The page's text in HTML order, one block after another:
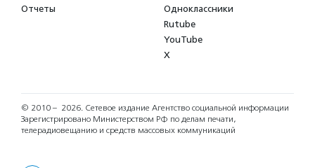
Отчеты
Одноклассники
Rutube
YouTube
X
© 2010 – 2026. Сетевое издание Агентство социальной информации
Зарегистрировано Министерством РФ по делам печати,
телерадиовещанию и средств массовых коммуникаций